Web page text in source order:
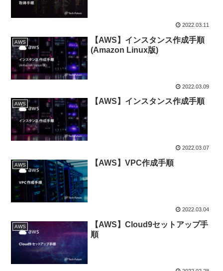
2022.03.11
AWS
【AWS】インスタンス作成手順
(Amazon Linux版)
2022.03.09
AWS 【AWS】インスタンス作成手順
2022.03.07
AWS 【AWS】VPC作成手順
2022.03.04
AWS
【AWS】Cloud9セットアップ手
順